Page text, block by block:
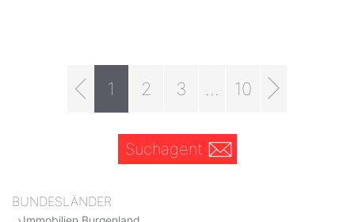
1 2 3 10
Suchagent
BUNDESLÄNDER